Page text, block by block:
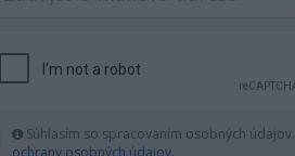
Súhlasím so spracovaním osobných údajov.
ochrany osobných údajov.